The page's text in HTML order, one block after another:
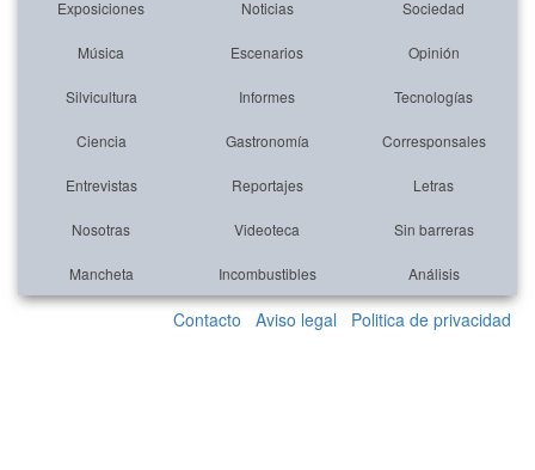
Exposiciones Noticias Sociedad
Música Escenarios Opinión
Silvicultura Informes Tecnologías
Ciencia Gastronomía Corresponsales
Entrevistas Reportajes Letras
Nosotras Videoteca Sin barreras
Mancheta Incombustibles Análisis
Contacto Aviso legal Politica de privacidad